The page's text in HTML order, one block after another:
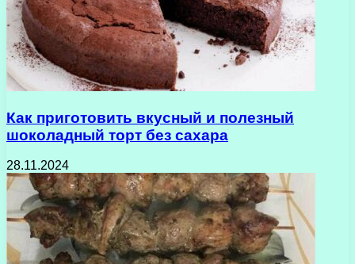
Как приготовить вкусный и полезный
шоколадный торт без сахара
28.11.2024